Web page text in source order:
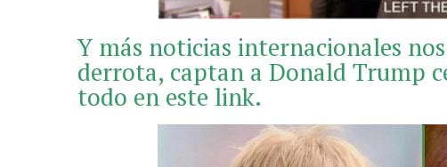
Y más noticias internacionales
derrota, captan a Donald Trump
todo en este link.